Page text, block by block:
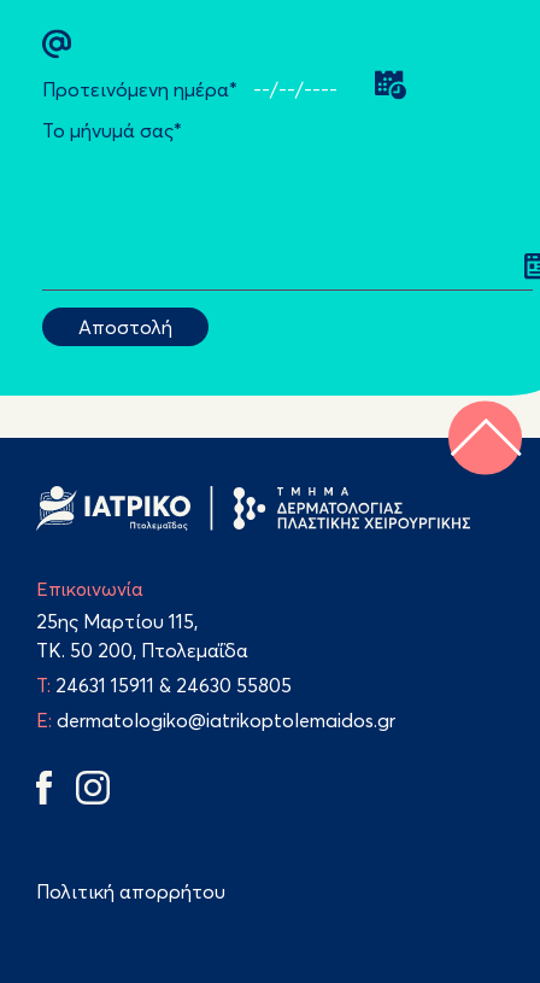
Προτεινόμενη ημέρα*
Το μήνυμά σας*
Επικοινωνία
25ης Μαρτίου 115,
TK. 50 200, Πτολεμαΐδα
Τ: 24631 15911 & 24630 55805
E: dermatologiko@iatrikoptolemaidos.gr
Πολιτική απορρήτου